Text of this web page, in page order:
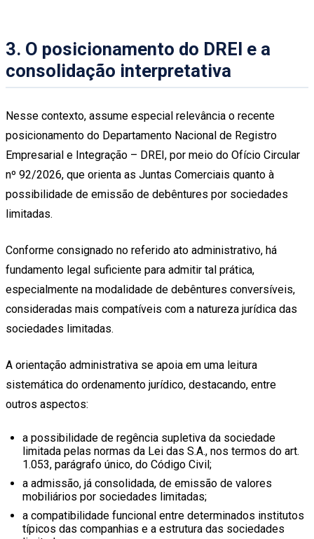
3. O posicionamento do DREI e a
consolidação interpretativa
Nesse contexto, assume especial relevância o recente
posicionamento do Departamento Nacional de Registro
Empresarial e Integração – DREI, por meio do Ofício Circular
nº 92/2026, que orienta as Juntas Comerciais quanto à
possibilidade de emissão de debêntures por sociedades
limitadas.
Conforme consignado no referido ato administrativo, há
fundamento legal suficiente para admitir tal prática,
especialmente na modalidade de debêntures conversíveis,
consideradas mais compatíveis com a natureza jurídica das
sociedades limitadas.
A orientação administrativa se apoia em uma leitura
sistemática do ordenamento jurídico, destacando, entre
outros aspectos:
a possibilidade de regência supletiva da sociedade
limitada pelas normas da Lei das S.A., nos termos do art.
1.053, parágrafo único, do Código Civil;
a admissão, já consolidada, de emissão de valores
mobiliários por sociedades limitadas;
a compatibilidade funcional entre determinados institutos
típicos das companhias e a estrutura das sociedades